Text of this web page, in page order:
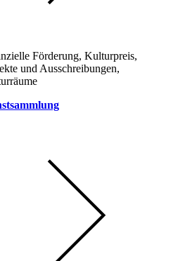
Förderung, Kulturpreis,
und Ausschreibungen,